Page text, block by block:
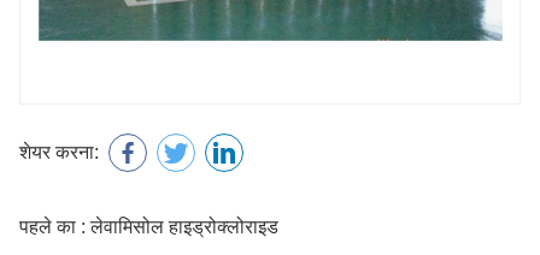
शेयर करना:
पहले का : लेवामिसोल हाइड्रोक्लोराइड